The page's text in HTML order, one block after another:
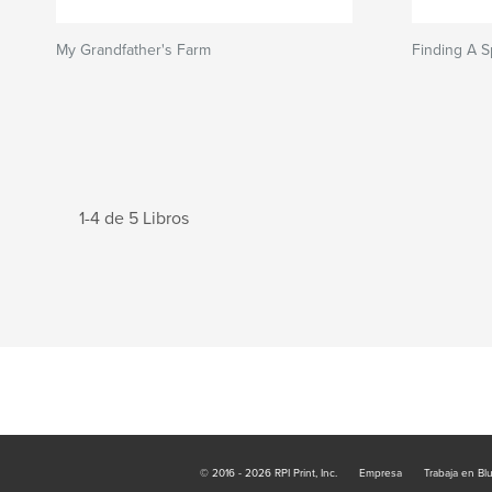
My Grandfather's Farm Finding A
1-4 de 5 Libros
© 2016 - 2026 RPI Print, Inc. Empresa Trabaja en